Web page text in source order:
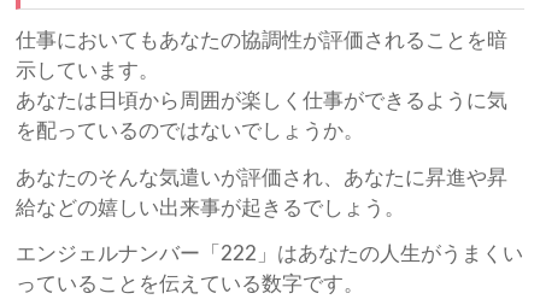
仕事においてもあなたの協調性が評価されることを暗
示しています。
あなたは日頃から周囲が楽しく仕事ができるように気
を配っているのではないでしょうか。
あなたのそんな気遣いが評価され、あなたに昇進や昇
給などの嬉しい出来事が起きるでしょう。
エンジェルナンバー「222」はあなたの人生がうまくい
っていることを伝えている数字です。